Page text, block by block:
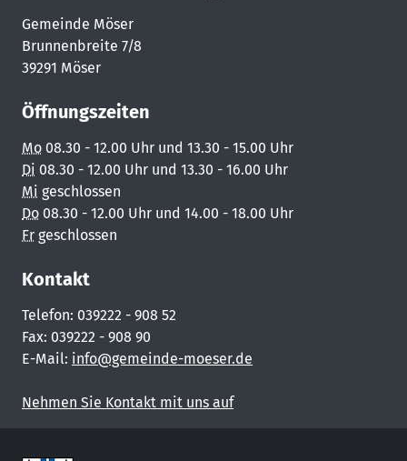
Gemeinde Möser
Brunnenbreite 7/8
39291 Möser
Öffnungszeiten
Mo 08.30 - 12.00 Uhr und 13.30 - 15.00 Uhr
Di 08.30 - 12.00 Uhr und 13.30 - 16.00 Uhr
Mi geschlossen
Do 08.30 - 12.00 Uhr und 14.00 - 18.00 Uhr
Fr geschlossen
Kontakt
Telefon: 039222 - 908 52
Fax: 039222 - 908 90
E-Mail: info@gemeinde-moeser.de
Nehmen Sie Kontakt mit uns auf